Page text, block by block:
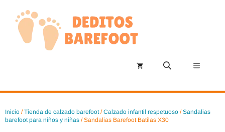
contenido
Menú
Inicio /Tienda de calzado barefoot/Calzado infantil respetuoso /Sandalias
barefoot para niños y niñas / Sandalias Barefoot Batilas X30